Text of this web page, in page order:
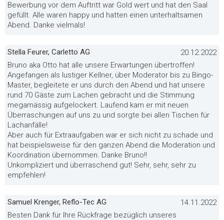
Bewerbung vor dem Auftritt war Gold wert und hat den Saal
gefüllt. Alle waren happy und hatten einen unterhaltsamen
Abend. Danke vielmals!
Stella Feurer, Carletto AG
20.12.2022
Bruno aka Otto hat alle unsere Erwartungen übertroffen!
Angefangen als lustiger Kellner, über Moderator bis zu Bingo-
Master, begleitete er uns durch den Abend und hat unsere
rund 70 Gäste zum Lachen gebracht und die Stimmung
megamässig aufgelockert. Laufend kam er mit neuen
Überraschungen auf uns zu und sorgte bei allen Tischen für
Lachanfälle!
Aber auch für Extraaufgaben war er sich nicht zu schade und
hat beispielsweise für den ganzen Abend die Moderation und
Koordination übernommen. Danke Bruno!!
Unkompliziert und überraschend gut! Sehr, sehr, sehr zu
empfehlen!
Samuel Krenger, Reflo-Tec AG
14.11.2022
Besten Dank für Ihre Rückfrage bezüglich unseres